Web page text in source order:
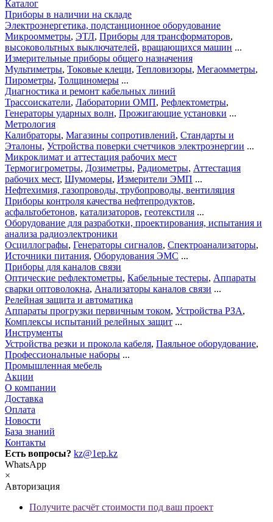
Каталог
Приборы в наличии на складе
Электроэнергетика, подстанционное оборудование
Микроомметры, ЭТЛ, Приборы для трансформаторов,
высоковольтных выключателей, вращающихся машин ...
Измерительные приборы общего назначения
Мультиметры, Токовые клещи, Тепловизоры, Мегаомметры,
Пирометры, Толщиномеры ...
Диагностика и ремонт кабельных линий
Трассоискатели, Лаборатории ОМП, Рефлектометры,
Генераторы ударных волн, Прожигающие установки ...
Метрология
Калибраторы, Магазины сопротивлений, Стандарты и
Эталоны, Устройства поверки счетчиков электроэнергии ...
Микроклимат и аттестация рабочих мест
Термогигрометры, Дозиметры, Радиометры, Аттестация
рабочих мест, Шумомеры, Измерители ЭМП ...
Нефтехимия, газопроводы, трубопроводы, вентиляция
Приборы контроля качества нефтепродуктов,
асфальтобетонов, катализаторов, геотекстиля ...
Оборудование для разработки, проектирования, испытания и
анализа радиоэлектроники
Осциллографы, Генераторы сигналов, Спектроанализаторы,
Источники питания, Оборудования ЭМС ...
Приборы для каналов связи
Оптические рефлектометры, Кабельные тестеры, Аппараты
сварки оптоволокна, Анализаторы каналов связи ...
Релейная защита и автоматика
Аппараты прогрузки первичным током, Устройства РЗА,
Комплексы испытаний релейных защит ...
Инструменты
Устройства резки и прокола кабеля, Паяльное оборудование,
Профессиональные наборы ...
Промышленная мебель
Акции
О компании
Доставка
Оплата
Новости
База знаний
Контакты
Есть вопросы? kz@1ep.kz
WhatsApp
×
Авторизация
Получите расчёт стоимости под ваш проект